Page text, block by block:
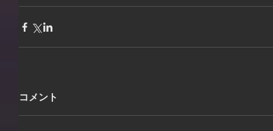
コメント